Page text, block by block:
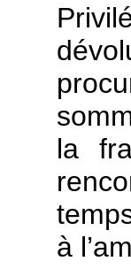
la
à